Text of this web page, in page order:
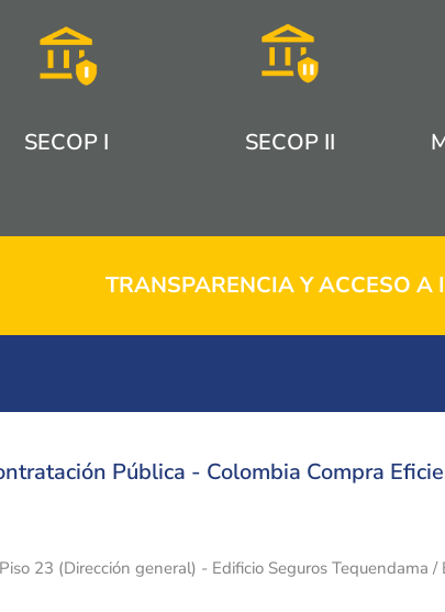
SECOP I SECOP II
TRANSPARENCIA Y ACCESO
Pública - Colombia Compra
23 (Dirección general) - Edificio Seguros Tequendama /